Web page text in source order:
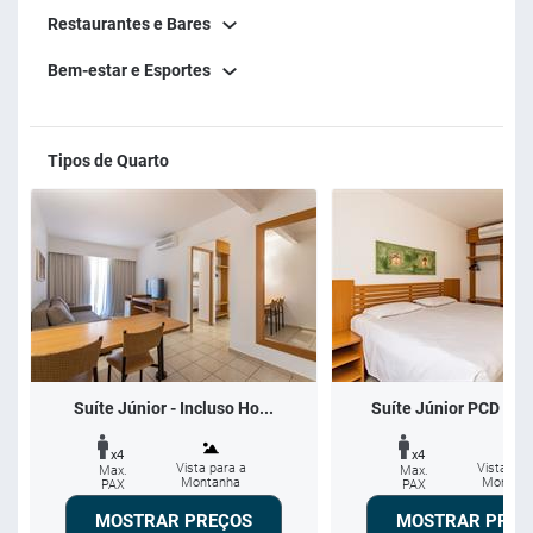
Restaurantes e Bares
Bem-estar e Esportes
Tipos de Quarto
Suíte Júnior - Incluso Ho...
x4
Max.
PAX
Vista para a
Montanha
MOSTRAR PREÇOS
Suíte Júnior PCD -
x4
Max.
PAX
Vista
MOSTRAR